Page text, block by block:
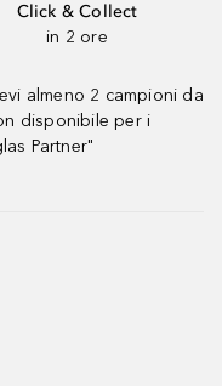
Click & Collect
in 2 ore
almeno 2 campioni da
disponibile per i
Partner"